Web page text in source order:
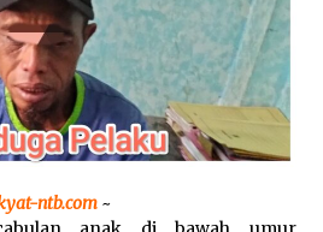
di Kecamatan
Tim Opsnal Polsek
Amankan salah satu
ntb.com~